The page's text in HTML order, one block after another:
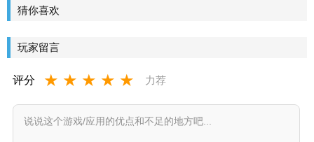
版
猜你喜欢
玩家留言
评分 ★ ★ ★ ★ ★ 力荐